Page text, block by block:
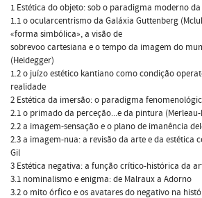
1 Estética do objeto: sob o paradigma moderno
1.1 o ocularcentrismo da Galáxia Guttenberg
«forma simbólica», a visão de
sobrevoo cartesiana e o tempo da imagem do
(Heidegger)
1.2 o juízo estético kantiano como condição
realidade
2 Estética da imersão: o paradigma
2.1 o primado da perceção...e da pintura
2.2 a imagem-sensação e o plano de imanência
2.3 a imagem-nua: a revisão da arte e da estética
Gil
3 Estética negativa: a função crítico-histórica da
3.1 nominalismo e enigma: de Malraux a Adorno
3.2 o mito órfico e os avatares do negativo na